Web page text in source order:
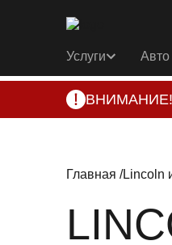
Услуги Авто
ВНИМАНИЕ!
Главная Lincoln